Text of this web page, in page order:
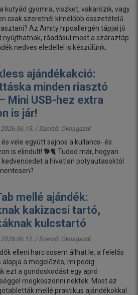
kutyád gyomra, viszket, vakarózik, vagy
csak szeretnél kímélőbb összetételű
Az Amity hipoallergén tápjai jó
nyújthatnak, ráadásul most a száraztáp
nedves eledellel is készülünk.
ajándékakció:
minden riasztó
Mini USB-hez extra
is jár!
/ Szerző: Okosgazdi
és vele együtt sajnos a kullancs- és
is elindult! 🐕🐈 Tudod már, hogyan
a hívatlan potyautasoktól
mellé ajándék:
kakizacsi tartó,
kulcstartó
/ Szerző: Okosgazdi
elleni harc sosem állhat le, a felelős
a megelőzés, mi pedig
ezt a gondoskodást egy apró
megköszönni nektek. Most az
mellé praktikus ajándékokkal